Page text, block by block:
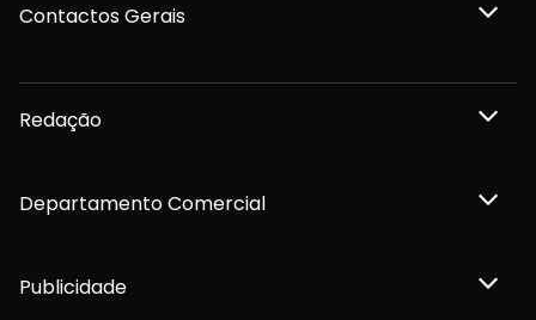
Contactos Gerais
Redação
Departamento Comercial
Publicidade